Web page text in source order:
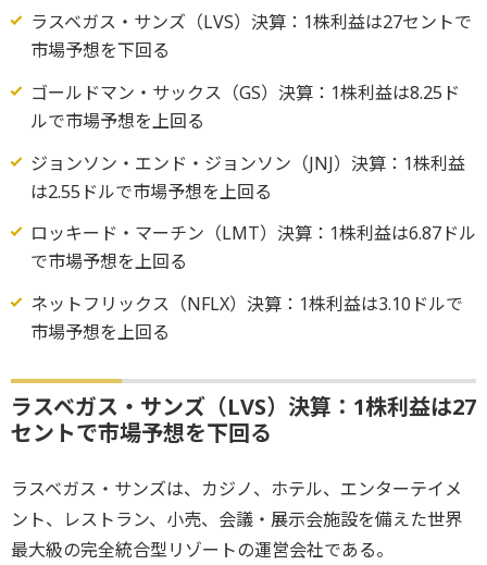
ラスベガス・サンズ（LVS）決算：1株利益は27セントで
市場予想を下回る
ゴールドマン・サックス（GS）決算：1株利益は8.25ド
ルで市場予想を上回る
ジョンソン・エンド・ジョンソン（JNJ）決算：1株利益
は2.55ドルで市場予想を上回る
ロッキード・マーチン（LMT）決算：1株利益は6.87ドル
で市場予想を上回る
ネットフリックス（NFLX）決算：1株利益は3.10ドルで
市場予想を上回る
ラスベガス・サンズ（LVS）決算：1株利益は27
セントで市場予想を下回る
ラスベガス・サンズは、カジノ、ホテル、エンターテイメ
ント、レストラン、小売、会議・展示会施設を備えた世界
最大級の完全統合型リゾートの運営会社である。